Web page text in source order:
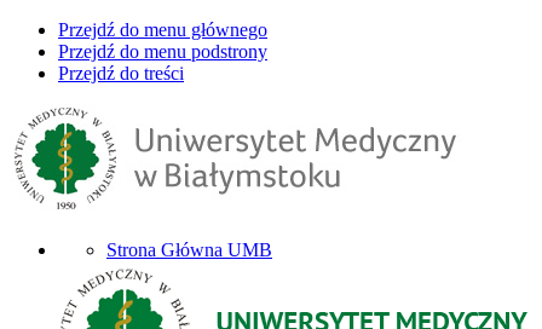
Przejdź do menu głównego
Przejdź do menu podstrony
Przejdź do treści
Strona Główna UMB